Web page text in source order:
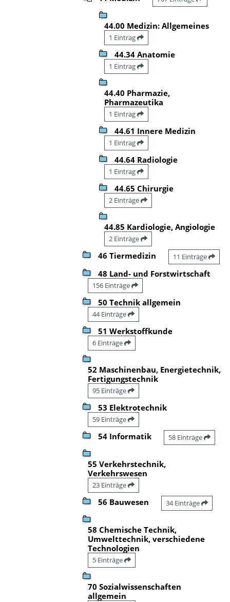
44.00 Medizin: Allgemeines
1 Eintrag
44.34 Anatomie
1 Eintrag
44.40 Pharmazie,
Pharmazeutika
1 Eintrag
44.61 Innere Medizin
1 Eintrag
44.64 Radiologie
1 Eintrag
44.65 Chirurgie
2 Einträge
44.85 Kardiologie, Angiologie
2 Einträge
46 Tiermedizin 11 Einträge
48 Land- und Forstwirtschaft
156 Einträge
50 Technik allgemein
44 Einträge
51 Werkstoffkunde
6 Einträge
52 Maschinenbau, Energietechnik,
Fertigungstechnik
95 Einträge
53 Elektrotechnik
59 Einträge
54 Informatik 58 Einträge
55 Verkehrstechnik,
Verkehrswesen
23 Einträge
56 Bauwesen 34 Einträge
58 Chemische Technik,
Umwelttechnik, verschiedene
Technologien
5 Einträge
70 Sozialwissenschaften
allgemein